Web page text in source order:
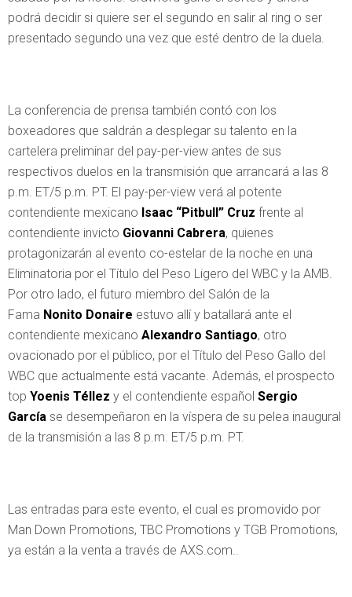
podrá decidir si quiere ser el segundo en salir al ring o ser
presentado segundo una vez que esté dentro de la duela.
La conferencia de prensa también contó con los
boxeadores que saldrán a desplegar su talento en la
cartelera preliminar del pay-per-view antes de sus
respectivos duelos en la transmisión que arrancará a las 8
p.m. ET/5 p.m. PT. El pay-per-view verá al potente
contendiente mexicano Isaac “Pitbull” Cruz frente al
contendiente invicto Giovanni Cabrera, quienes
protagonizarán al evento co-estelar de la noche en una
Eliminatoria por el Título del Peso Ligero del WBC y la AMB.
Por otro lado, el futuro miembro del Salón de la
Fama Nonito Donaire estuvo allí y batallará ante el
contendiente mexicano Alexandro Santiago, otro
ovacionado por el público, por el Título del Peso Gallo del
WBC que actualmente está vacante. Además, el prospecto
top Yoenis Téllez y el contendiente español Sergio
García se desempeñaron en la víspera de su pelea inaugural
de la transmisión a las 8 p.m. ET/5 p.m. PT.
Las entradas para este evento, el cual es promovido por
Man Down Promotions, TBC Promotions y TGB Promotions,
ya están a la venta a través de AXS.com..